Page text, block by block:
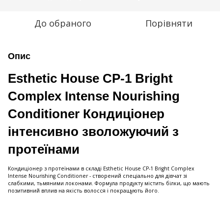
До обраного Порівняти
Опис
Esthetic House CP-1 Bright
Complex Intense Nourishing
Conditioner Кондиціонер
інтенсивно зволожуючий з
протеїнами
Кондиціонер з протеїнами в складі Esthetic House CP-1 Bright Complex
Intense Nourishing Conditioner - створений спеціально для дівчат зі
слабкими, тьмяними локонами. Формула продукту містить білки, що мають
позитивний вплив на якість волосся і покращують його.